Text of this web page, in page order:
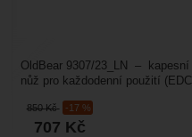
850Kč -17 %
707 Kč
OldBear 9307/23_LN – kapesní
nůž pro každodenní použití (EDC
jednoduchém...